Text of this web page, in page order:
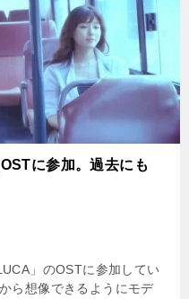
に参加。過去にも
」のOSTに参加してい
ら想像できるようにモデ